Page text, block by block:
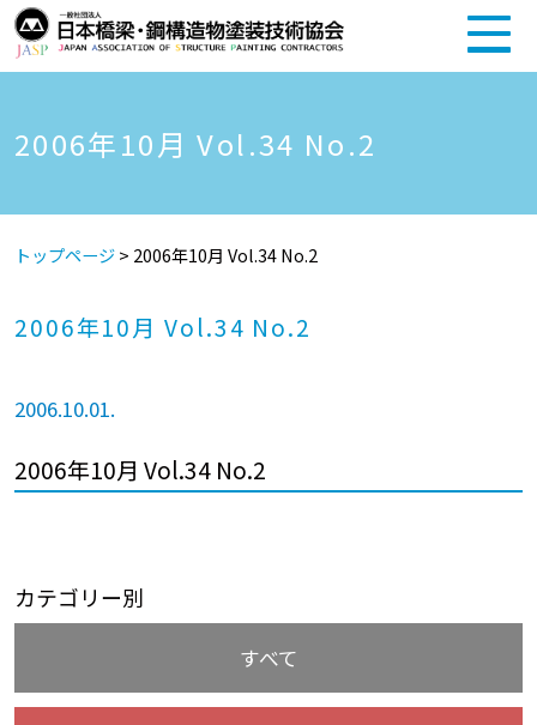
2006年10月 Vol.34 No.2
トップページ> 2006年10月 Vol.34 No.2
2006年10月 Vol.34 No.2
2006.10.01.
2006年10月 Vol.34 No.2
カテゴリー別
すべて